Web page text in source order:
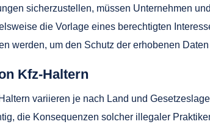
sicherzustellen, müssen Unternehmen
die Vorlage eines berechtigten
werden, um den Schutz der erhobenen
Kfz-Haltern
variieren je nach Land und
die Konsequenzen solcher illegaler